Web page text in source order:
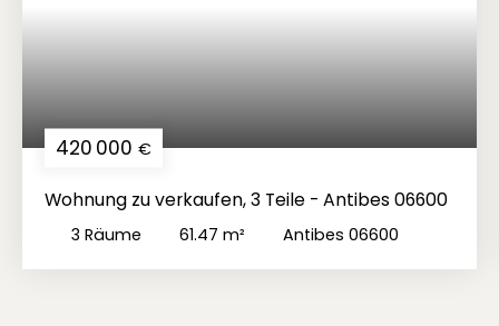
420 000 €
Wohnung zu verkaufen, 3 Teile - Antibes 06600
3 Räume 61.47 m² Antibes 06600